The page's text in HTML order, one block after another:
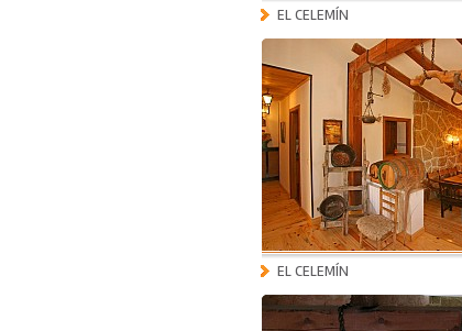
EL CELEMÍN
EL CELEMÍN